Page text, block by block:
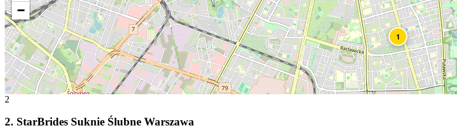
1
−
2
2. StarBrides Suknie Ślubne Warszawa